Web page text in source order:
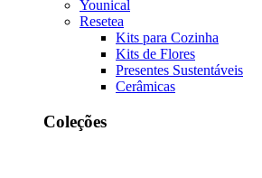
Younical
Resetea
Kits para Cozinha
Kits de Flores
Presentes Sustentáveis
Cerâmicas
Coleções